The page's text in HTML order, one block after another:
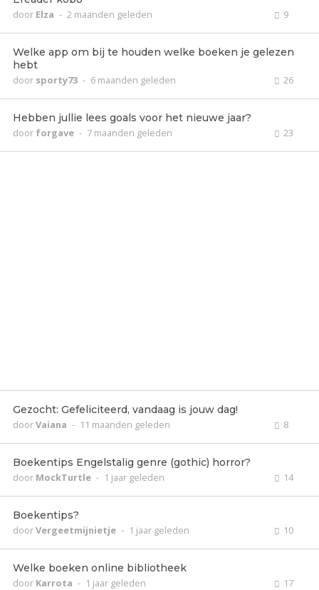
door Elza - 2 maanden geleden 9
Welke app om bij te houden welke boeken je gelezen
hebt
door sporty73 - 6 maanden geleden 26
Hebben jullie lees goals voor het nieuwe jaar?
door forgave - 7 maanden geleden 23
Gezocht: Gefeliciteerd, vandaag is jouw dag!
doorVaiana - 11 maanden geleden 8
Boekentips Engelstalig genre (gothic) horror?
door MockTurtle - 1 jaar geleden 14
Boekentips?
doorVergeetmijnietje - 1 jaar geleden 10
Welke boeken online bibliotheek
door Karrota - 1 jaar geleden 17